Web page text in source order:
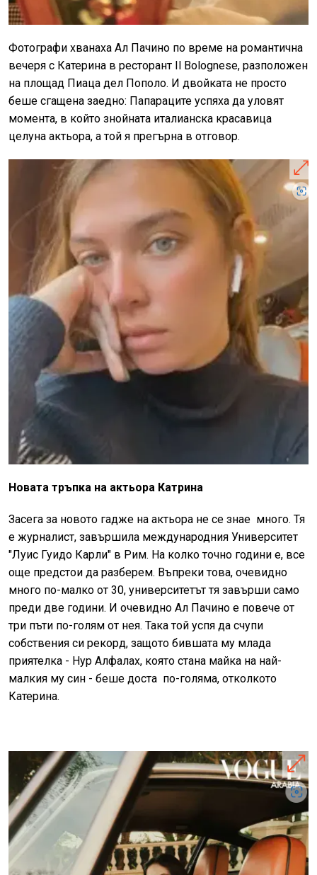
Фотографи хванаха Ал Пачино по време на романтична
вечеря с Катерина в ресторант Il Bolognese, разположен
на площад Пиаца дел Пополо. И двойката не просто
беше сгащена заедно: Папараците успяха да уловят
момента, в който знойната италианска красавица
целуна актьора, а той я прегърна в отговор.
Новата тръпка на актьора Катрина
Засега за новото гадже на актьора не се знае много. Тя
е журналист, завършила международния Университет
"Луис Гуидо Карли" в Рим. На колко точно години е, все
още предстои да разберем. Въпреки това, очевидно
много по-малко от 30, университетът тя завърши само
преди две години. И очевидно Ал Пачино е повече от
три пъти по-голям от нея. Така той успя да счупи
собствения си рекорд, защото бившата му млада
приятелка - Нур Алфалах, която стана майка на най-
малкия му син - беше доста по-голяма, отколкото
Катерина.